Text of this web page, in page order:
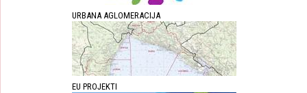
URBANA AGLOMERACIJA
EU PROJEKTI